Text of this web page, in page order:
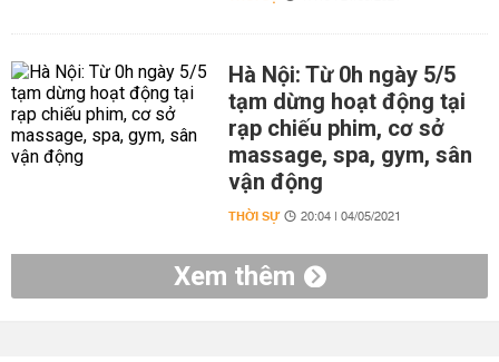
Hà Nội: Từ 0h ngày 5/5
tạm dừng hoạt động tại
rạp chiếu phim, cơ sở
massage, spa, gym, sân
vận động
THỜI SỰ 20:04 | 04/05/2021
Xem thêm